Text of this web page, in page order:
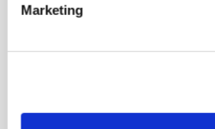
Marketing
marked for biokul